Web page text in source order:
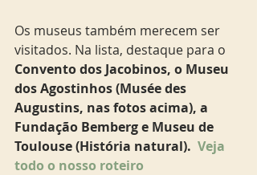
Os museus também merecem ser
visitados. Na lista, destaque para o
Convento dos Jacobinos, o Museu
dos Agostinhos (Musée des
Augustins, nas fotos acima), a
Fundação Bemberg e Museu de
Toulouse (História natural). Veja
todo o nosso roteiro